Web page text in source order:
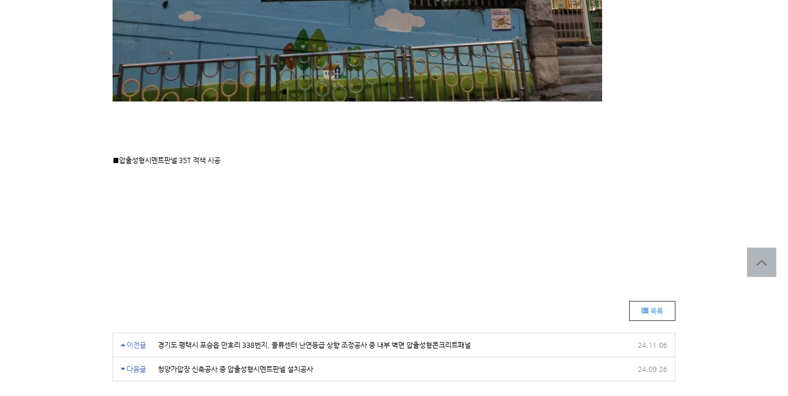
■압출성형시멘트판넬 35T 적색 시공
목록
이전글 경기도 평택시 포승읍 만호리 338번지, 물류센터 난연등급 상향 조정공사 중 내부 벽면 압출성형콘크리트패널 24.11.06
다음글 청양가압장 신축공사 중 압출성형시멘트판넬 설치공사 24.09.26